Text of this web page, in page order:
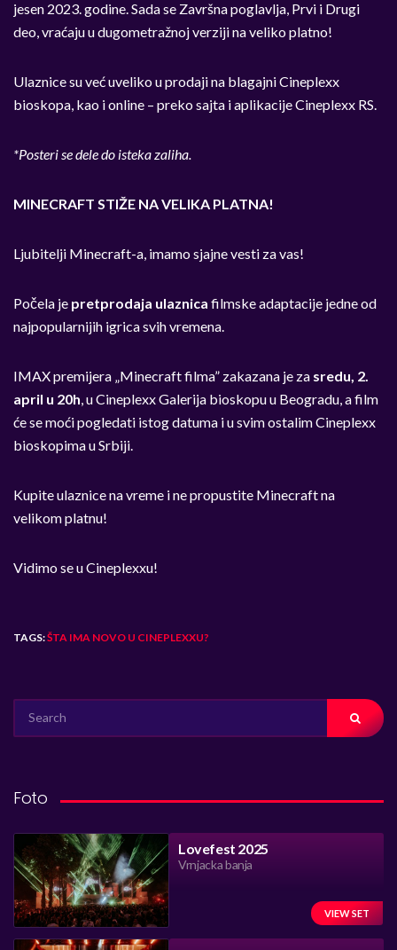
jesen 2023. godine. Sada se Završna poglavlja, Prvi i Drugi
deo, vraćaju u dugometražnoj verziji na veliko platno!
Ulaznice su već uveliko u prodaji na blagajni Cineplexx
bioskopa, kao i online – preko sajta i aplikacije Cineplexx RS.
*Posteri se dele do isteka zaliha.
MINECRAFT STIŽE NA VELIKA PLATNA!
Ljubitelji Minecraft-a, imamo sjajne vesti za vas!
Počela je pretprodaja ulaznica filmske adaptacije jedne od
najpopularnijih igrica svih vremena.
IMAX premijera „Minecraft filma” zakazana je za sredu, 2.
april u 20h, u Cineplexx Galerija bioskopu u Beogradu, a film
će se moći pogledati istog datuma i u svim ostalim Cineplexx
bioskopima u Srbiji.
Kupite ulaznice na vreme i ne propustite Minecraft na
velikom platnu!
Vidimo se u Cineplexxu!
TAGS:ŠTA IMA NOVO U CINEPLEXXU?
FOR:
Foto
Lovefest 2025
Vrnjacka banja
VIEW SET